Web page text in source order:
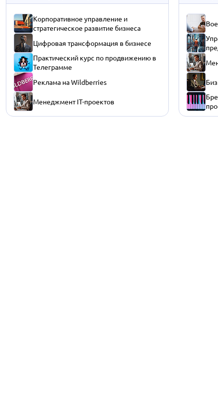
Корпоративное управление и
стратегическое развитие бизнеса
Цифровая трансформация в бизнесе
Практический курс по продвижению в
Телеграмме
Реклама на Wildberries
Менеджмент IT-проектов